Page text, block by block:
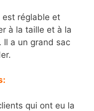
est réglable et
à la taille et à la
Il a un grand sac
qui ont eu la